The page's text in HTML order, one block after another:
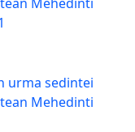
Mehedinti
urma sedintei
Mehedinti